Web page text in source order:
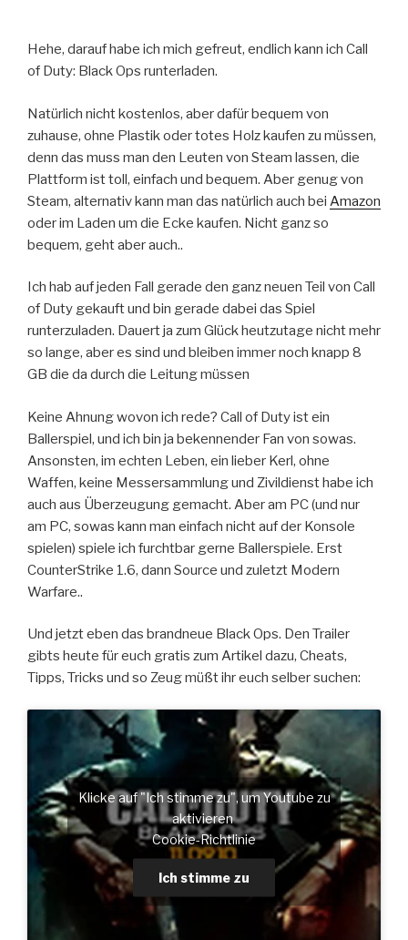
Hehe, darauf habe ich mich gefreut, endlich kann ich Call
of Duty: Black Ops runterladen.
Natürlich nicht kostenlos, aber dafür bequem von
zuhause, ohne Plastik oder totes Holz kaufen zu müssen,
denn das muss man den Leuten von Steam lassen, die
Plattform ist toll, einfach und bequem. Aber genug von
Steam, alternativ kann man das natürlich auch bei Amazon
oder im Laden um die Ecke kaufen. Nicht ganz so
bequem, geht aber auch..
Ich hab auf jeden Fall gerade den ganz neuen Teil von Call
of Duty gekauft und bin gerade dabei das Spiel
runterzuladen. Dauert ja zum Glück heutzutage nicht mehr
so lange, aber es sind und bleiben immer noch knapp 8
GB die da durch die Leitung müssen
Keine Ahnung wovon ich rede? Call of Duty ist ein
Ballerspiel, und ich bin ja bekennender Fan von sowas.
Ansonsten, im echten Leben, ein lieber Kerl, ohne
Waffen, keine Messersammlung und Zivildienst habe ich
auch aus Überzeugung gemacht. Aber am PC (und nur
am PC, sowas kann man einfach nicht auf der Konsole
spielen) spiele ich furchtbar gerne Ballerspiele. Erst
CounterStrike 1.6, dann Source und zuletzt Modern
Warfare..
Und jetzt eben das brandneue Black Ops. Den Trailer
gibts heute für euch gratis zum Artikel dazu, Cheats,
Tipps, Tricks und so Zeug müßt ihr euch selber suchen:
Klicke auf "Ich stimme zu", um Youtube zu
aktivieren
Cookie-Richtlinie
Ich stimme zu